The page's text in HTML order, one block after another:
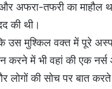
और अफरा-तफरी का
की थी।
उस मुश्किल वक्त में पूरे
करने में भी वहां की एक नर्स
की सोच पर बात करते